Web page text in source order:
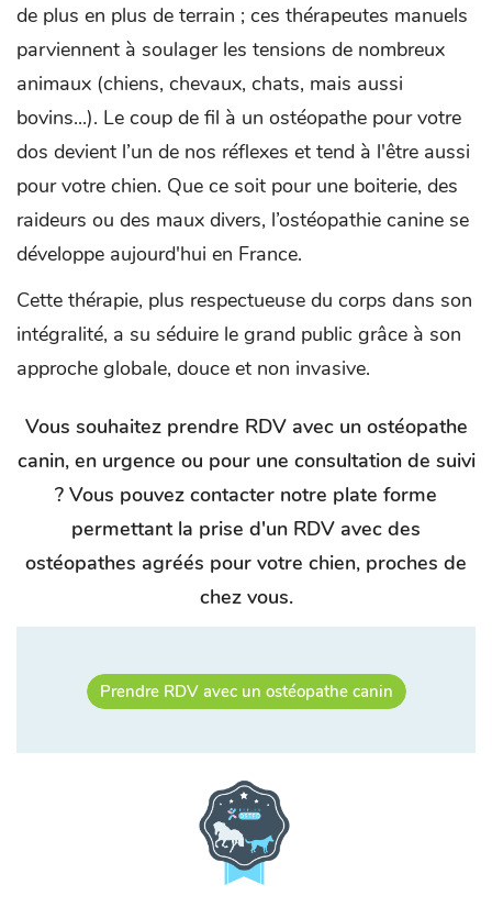
de plus en plus de terrain ; ces thérapeutes manuels
parviennent à soulager les tensions de nombreux
animaux (chiens, chevaux, chats, mais aussi
bovins...). Le coup de fil à un ostéopathe pour votre
dos devient l’un de nos réflexes et tend à l'être aussi
pour votre chien. Que ce soit pour une boiterie, des
raideurs ou des maux divers, l’ostéopathie canine se
développe aujourd'hui en France.
Cette thérapie, plus respectueuse du corps dans son
intégralité, a su séduire le grand public grâce à son
approche globale, douce et non invasive.
Vous souhaitez prendre RDV avec un ostéopathe
canin, en urgence ou pour une consultation de suivi
? Vous pouvez contacter notre plate forme
permettant la prise d'un RDV avec des
ostéopathes agréés pour votre chien, proches de
chez vous.
Prendre RDV avec un ostéopathe canin